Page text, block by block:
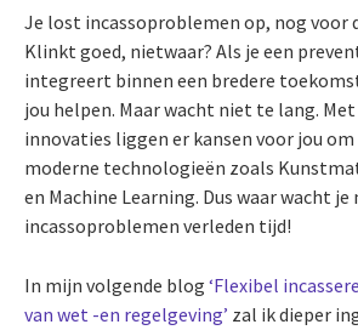
Je lost incassoproblemen op, nog voor
Klinkt goed, nietwaar? Als je een
integreert binnen een bredere
jou helpen. Maar wacht niet te lang. Met
innovaties liggen er kansen voor jou
moderne technologieën zoals
en Machine Learning. Dus waar wacht je
incassoproblemen verleden tijd!
In mijn volgende blog ‘Flexibel
van wet -en regelgeving’ zal ik dieper